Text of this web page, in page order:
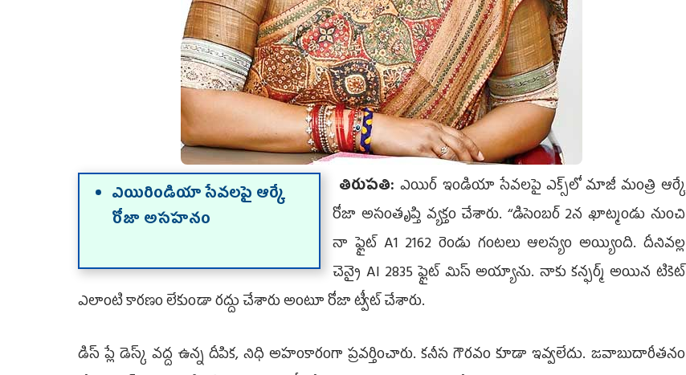
ఎయిరిండియా సేవలపై ఆర్కే
రోజా అసహనం
తిరుపతి:ఎయిర్ ఇండియా సేవలపై ఎక్స్‌లో మాజీ మంత్రి ఆర్కే
రోజా అసంతృప్తి వ్యక్తం చేశారు. ‘‘డిసెంబర్ 2న ఖాట్మండు నుంచి
నా ఫ్లైట్ A1 2162 రెండు గంటలు ఆలస్యం అయ్యింది. దీనివల్ల
చెన్నై AI 2835 ఫ్లైట్ మిస్ అయ్యాను. నాకు కన్ఫర్మ్ అయిన టికెట్
ఎలాంటి కారణం లేకుండా రద్దు చేశారు అంటూ రోజా ట్వీట్‌ చేశారు.
డిస్ ప్లే డెస్క్ వద్ద ఉన్న దీపిక, నిధి అహంకారంగా ప్రవర్తించారు. కనీస గౌరవం కూడా ఇవ్వలేదు. జవాబుదారీతనం